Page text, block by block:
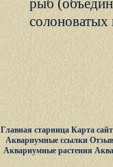
рыб
Главная старница Карта
Аквариумные ссылки
Аквариумные растения